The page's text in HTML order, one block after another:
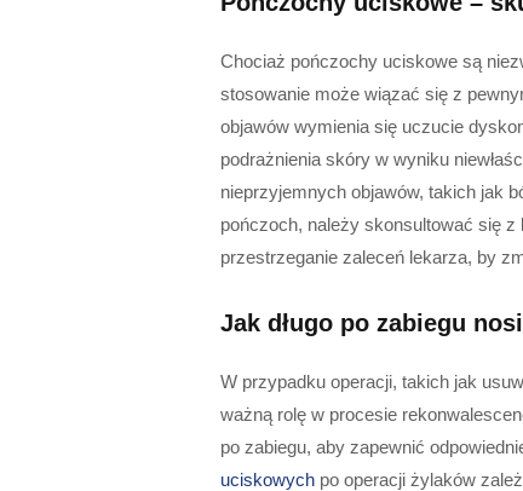
Chociaż pończochy uciskowe są
stosowanie może wiązać się z
objawów wymienia się uczucie
podrażnienia skóry w wyniku
nieprzyjemnych objawów, takich jak
pończoch, należy skonsultować się
przestrzeganie zaleceń lekarza, by
Jak długo po zabiegu
W przypadku operacji, takich jak
ważną rolę w procesie
po zabiegu, aby zapewnić
uciskowychpo operacji żylaków